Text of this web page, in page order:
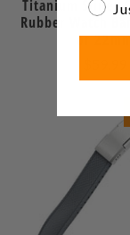
Titanium Slinea
Rubber Watch
or